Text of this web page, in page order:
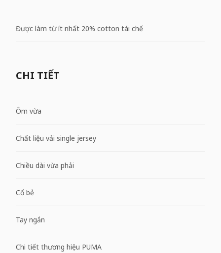
Được làm từ ít nhất 20% cotton tái chế
CHI TIẾT
Ôm vừa
Chất liệu vải single jersey
Chiều dài vừa phải
Cổ bẻ
Tay ngắn
Chi tiết thương hiệu PUMA